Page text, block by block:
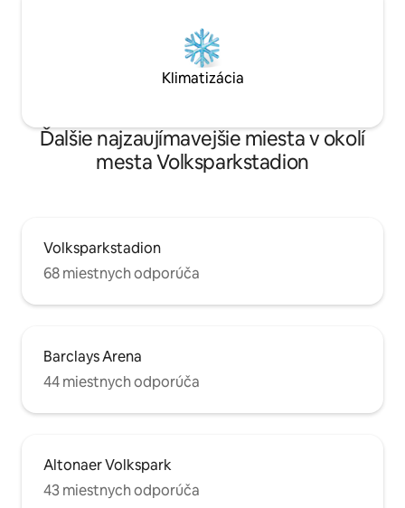
Klimatizácia
Ďalšie najzaujímavejšie miesta v okolí
mesta Volksparkstadion
Volksparkstadion
68 miestnych odporúča
Barclays Arena
44 miestnych odporúča
Altonaer Volkspark
43 miestnych odporúča